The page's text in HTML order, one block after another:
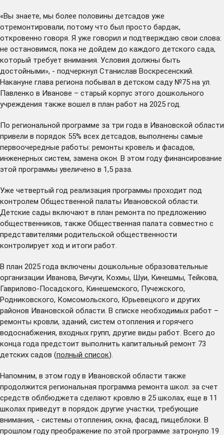
«Вы знаете, мы более половины детсадов уже
отремонтировали, потому что был просто бардак,
откровенно говоря. Я уже говорил и подтверждаю свои слова:
не остановимся, пока не дойдем до каждого детского сада,
который требует внимания. Условия должны быть
достойными», - подчеркнул Станислав Воскресенский.
Накануне глава региона побывал в детском саду №75 на ул.
Павленко в Иванове – старый корпус этого дошкольного
учреждения также вошел в план работ на 2025 год.
По региональной программе за три года в Ивановской области
привели в порядок 55% всех детсадов, выполнены самые
первоочередные работы: ремонты кровель и фасадов,
инженерных систем, замена окон. В этом году финансирование
этой программы увеличено в 1,5 раза.
Уже четвертый год реализация программы проходит под
контролем Общественной палаты Ивановской области.
Детские сады включают в план ремонта по предложению
общественников, также Общественная палата совместно с
представителями родительской общественности
контролирует ход и итоги работ.
В план 2025 года включены дошкольные образовательные
организации Иванова, Вичуги, Кохмы, Шуи, Кинешмы, Тейкова,
Гаврилово-Посадского, Кинешемского, Пучежского,
Родниковского, Комсомольского, Юрьевецкого и других
районов Ивановской области. В списке необходимых работ –
ремонты кровли, зданий, систем отопления и горячего
водоснабжения, входных групп, другие виды работ. Всего до
конца года предстоит выполнить капитальный ремонт 73
детских садов (полный список).
Напомним, в этом году в Ивановской области также
продолжится региональная программа ремонта школ: за счет
средств облбюджета сделают кровлю в 25 школах, еще в 11
школах приведут в порядок другие участки, требующие
внимания, - системы отопления, окна, фасад, пищеблоки. В
прошлом году преображение по этой программе затронуло 19